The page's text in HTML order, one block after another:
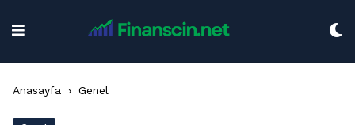
Anasayfa › Genel